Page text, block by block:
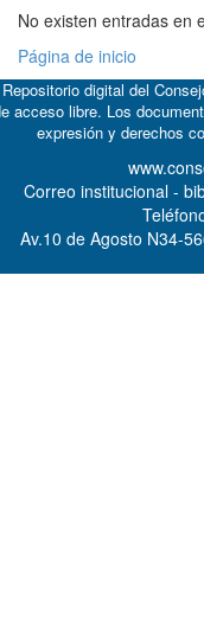
No existen entradas en
Página de inicio
digital del
acceso libre. Los
expresión y derechos
Correo institucional -
Av.10 de Agosto N34-